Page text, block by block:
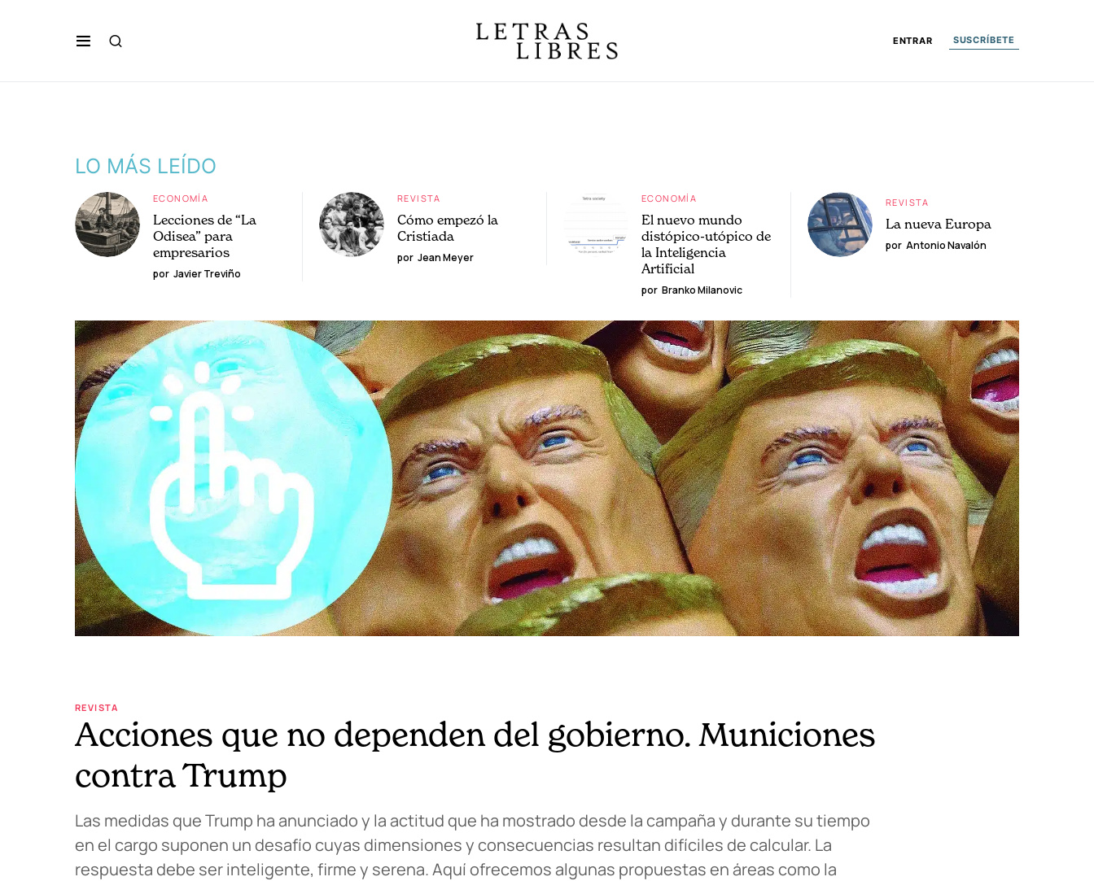
ENTRAR SUSCRÍBETE
LO MÁS LEÍDO
ECONOMÍA
Lecciones de “La
Odisea” para
empresarios
por Javier Treviño
REVISTA
Cómo empezó la
Cristiada
por Jean Meyer
ECONOMÍA
El nuevo mundo
distópico-utópico de
la Inteligencia
Artificial
por Branko Milanovic
REVISTA
La nueva Europa
por Antonio Navalón
REVISTA
Acciones que no dependen del gobierno. Municiones
contra Trump
Las medidas que Trump ha anunciado y la actitud que ha mostrado desde la campaña y durante su tiempo
en el cargo suponen un desafío cuyas dimensiones y consecuencias resultan difíciles de calcular. La
respuesta debe ser inteligente, firme y serena. Aquí ofrecemos algunas propuestas en áreas como la